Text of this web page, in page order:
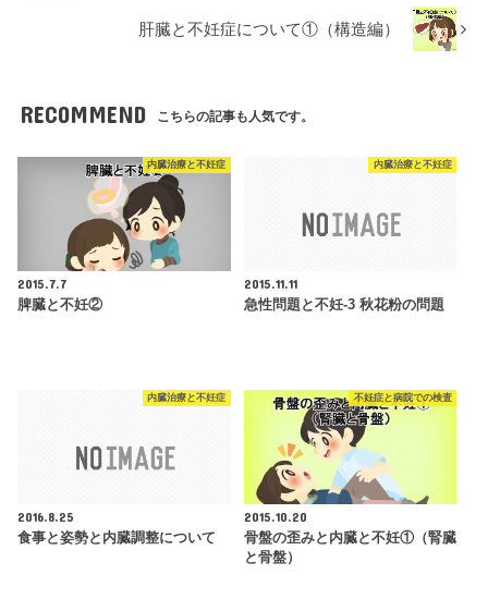
肝臓と不妊症について①（構造編）
RECOMMEND こちらの記事も人気です。
内臓治療と不妊症
2015.7.7
脾臓と不妊②
内臓治療と不妊症
2015.11.11
急性問題と不妊-3 秋花粉の問題
内臓治療と不妊症
2016.8.25
食事と姿勢と内臓調整について
不妊症と病院での検査
2015.10.20
骨盤の歪みと内臓と不妊①（腎臓
と骨盤）